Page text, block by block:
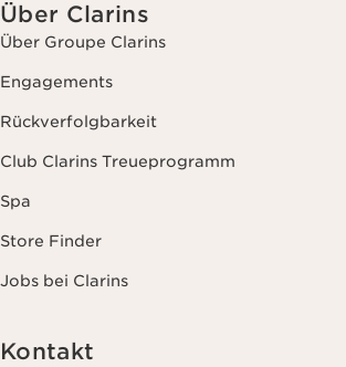
Über Clarins
Über Groupe Clarins
Engagements
Rückverfolgbarkeit
Club Clarins Treueprogramm
Spa
Store Finder
Jobs bei Clarins
Kontakt